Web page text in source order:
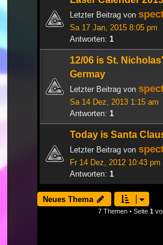
Letzter Beitrag von
Sa 17 Jan, 2015 8:05 pm
Antworten: 1
12/06 is St.
Germay
Letzter Beitrag von
Sa 14 Dez, 2013 1:15 am
Antworten: 1
Today is Santa
Letzter Beitrag von
Fr 14 Dez, 2012 10:43 pm
Antworten: 1
Neues Thema
7 Themen • Seite 1